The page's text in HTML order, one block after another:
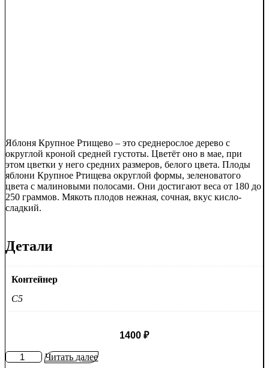
Яблоня Крупное Ртищево – это среднерослое дерево с
округлой кроной средней густоты. Цветёт оно в мае, при
этом цветки у него средних размеров, белого цвета. Плоды
яблони Крупное Ртищева округлой формы, зеленоватого
цвета с малиновыми полосами. Они достигают веса от 180 до
250 граммов. Мякоть плодов нежная, сочная, вкус кисло-
сладкий.
Детали
Контейнер
C5
1400 ₽
КоличествоЧитать далее